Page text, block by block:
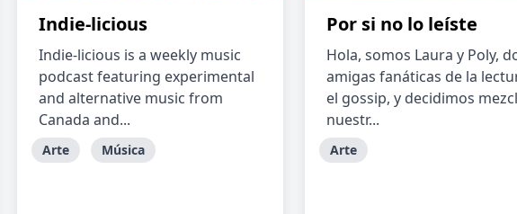
Indie-licious
Indie-licious is a weekly music
podcast featuring experimental
and alternative music from
Canada and...
Arte Música
Por si no lo leíste
Hola, somos Laura y Poly,
amigas fanáticas de la
el gossip, y decidimos
nuestr...
Arte